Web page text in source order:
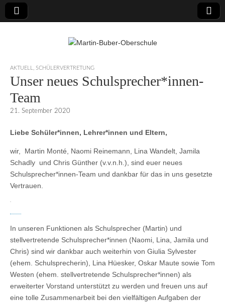
Martin-Buber-
AKTUELL SCHÜLERVERTRETUNG
Unser neues Schulsprecher*innen-
Team
21. September 2020
Liebe Schüler*innen, Lehrer*innen und Eltern,
wir, Martin Monté, Naomi Reinemann, Lina Wandelt, Jamila
Schadly und Chris Günther (v.v.n.h.), sind euer neues
Schulsprecher*innen-Team und dankbar für das in uns gesetzte
Vertrauen.
In unseren Funktionen als Schulsprecher (Martin) und
stellvertretende Schulsprecher*innen (Naomi, Lina, Jamila und
Chris) sind wir dankbar auch weiterhin von Giulia Sylvester
(ehem. Schulsprecherin), Lina Hüesker, Oskar Maute sowie Tom
Westen (ehem. stellvertretende Schulsprecher*innen) als
erweiterter Vorstand unterstützt zu werden und freuen uns auf
eine tolle Zusammenarbeit bei den vielfältigen Aufgaben der